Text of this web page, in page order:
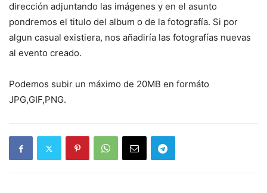
dirección adjuntando las imágenes y en el asunto
pondremos el titulo del album o de la fotografía. Si por
algun casual existiera, nos añadiría las fotografías nuevas
al evento creado.
Podemos subir un máximo de 20MB en formáto
JPG,GIF,PNG.